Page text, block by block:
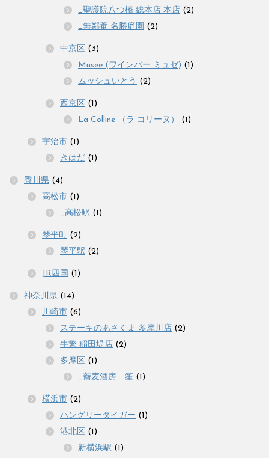
_聖護院八つ橋 総本店 本店 (2)
_無鄰菴 名勝庭園 (2)
中京区 (3)
Musee (ワインバー ミュゼ) (1)
ムッシュいとう (2)
西京区 (1)
La Colline （ラ コリーヌ）
(1)
宇治市 (1)
きはだ (1)
香川県 (4)
高松市 (1)
_高松駅 (1)
琴平町 (2)
琴平駅 (2)
JR四国 (1)
神奈川県 (14)
川崎市 (6)
ステーキのあさくま 多摩川店 (2)
牛繁 稲田堤店 (2)
多摩区 (1)
_蕎麦酒房 笙 (1)
横浜市 (2)
ハングリータイガー (1)
港北区 (1)
新横浜駅 (1)